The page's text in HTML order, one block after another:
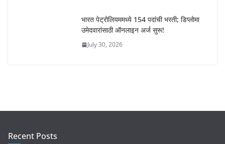
भारत पेट्रोलियममध्ये 154 पदांची भरती; डिप्लोमा
उमेदवारांसाठी ऑनलाइन अर्ज सुरू!
July 30, 2026
Recent Posts